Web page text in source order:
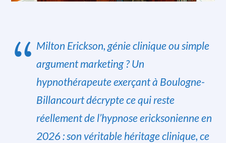
Milton Erickson, génie clinique ou simple
argument marketing ? Un
hypnothérapeute exerçant à Boulogne-
Billancourt décrypte ce qui reste
réellement de l’hypnose ericksonienne en
2026 : son véritable héritage clinique, ce